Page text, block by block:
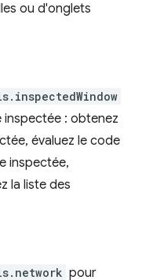
ou d'onglets
: obtenez
évaluez le code
inspectée,
la liste des
pour